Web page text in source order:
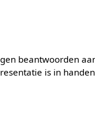
beantwoorden
is in